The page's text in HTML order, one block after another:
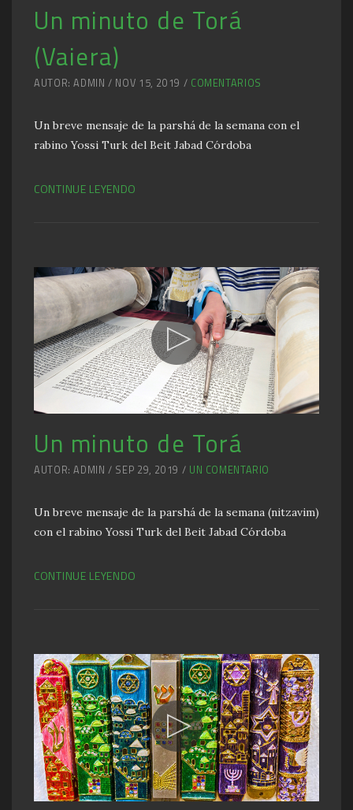
Un minuto de Torá
(Vaiera)
AUTOR: ADMIN / NOV 15, 2019 / COMENTARIOS
Un breve mensaje de la parshá de la semana con el
rabino Yossi Turk del Beit Jabad Córdoba
CONTINUE LEYENDO
Un minuto de Torá
AUTOR: ADMIN / SEP 29, 2019 / UN COMENTARIO
Un breve mensaje de la parshá de la semana (nitzavim)
con el rabino Yossi Turk del Beit Jabad Córdoba
CONTINUE LEYENDO